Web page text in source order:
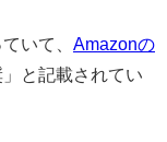
いて、 Amazonの
と記載されてい